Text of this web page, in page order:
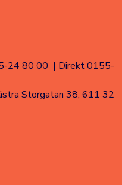
24 80 00 | Direkt 0155-
Storgatan 38, 611 32